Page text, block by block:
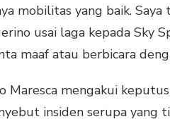
mobilitas yang baik.
usai laga kepada Sky
maaf atau berbicara
Maresca mengakui
insiden serupa yang